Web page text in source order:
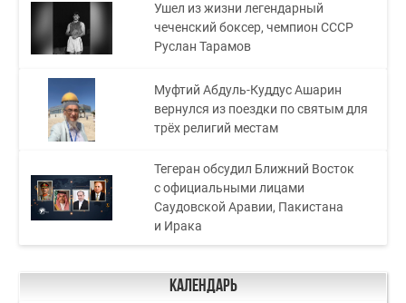
Ушел из жизни легендарный
чеченский боксер, чемпион СССР
Руслан Тарамов
Муфтий Абдуль-Куддус Ашарин
вернулся из поездки по святым для
трёх религий местам
Тегеран обсудил Ближний Восток
с официальными лицами
Саудовской Аравии, Пакистана
и Ирака
Календарь